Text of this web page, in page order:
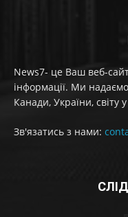
News7- це Ваш веб-
інформації. Ми
Канади, України, світу
Зв'язатись з нами: